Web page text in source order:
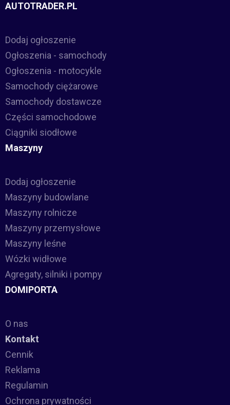
AUTOTRADER.PL
Dodaj ogłoszenie
Ogłoszenia - samochody
Ogłoszenia - motocykle
Samochody ciężarowe
Samochody dostawcze
Części samochodowe
Ciągniki siodłowe
Maszyny
Dodaj ogłoszenie
Maszyny budowlane
Maszyny rolnicze
Maszyny przemysłowe
Maszyny leśne
Wózki widłowe
Agregaty, silniki i pompy
DOMIPORTA
O nas
Kontakt
Cennik
Reklama
Regulamin
Ochrona prywatności